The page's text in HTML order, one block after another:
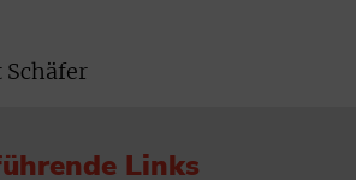
Schäfer
Links